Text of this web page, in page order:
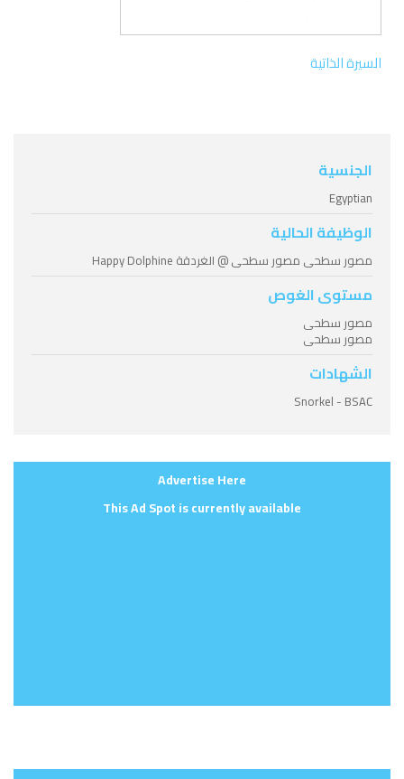
السيرة الذاتية
الجنسية
Egyptian
الوظيفة الحالية
مصور سطحى مصور سطحى @ الغردقة Happy Dolphine
مستوى الغوص
مصور سطحى
مصور سطحى
الشهادات
Snorkel - BSAC
Advertise Here
This Ad Spot is currently available